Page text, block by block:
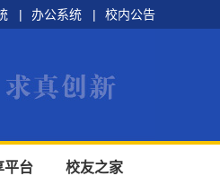
校内公告
办公系统 |
|
平台 校友之家